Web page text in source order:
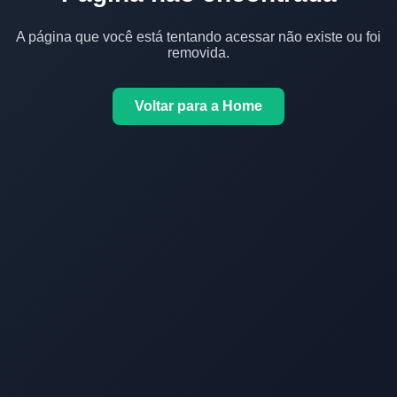
A página que você está tentando acessar não existe ou foi
removida.
Voltar para a Home